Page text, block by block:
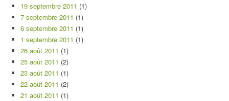
19 septembre 2011 (1)
7 septembre 2011 (1)
6 septembre 2011 (1)
1 septembre 2011 (1)
26 août 2011 (1)
25 août 2011 (2)
23 août 2011 (1)
22 août 2011 (2)
21 août 2011 (1)